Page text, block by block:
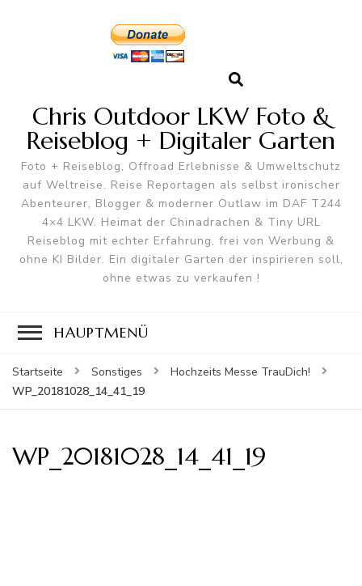
Chris Outdoor LKW Foto &
Reiseblog + Digitaler Garten
Foto + Reiseblog, Offroad Erlebnisse & Umweltschutz
auf Weltreise. Reise Reportagen als selbst ironischer
Abenteurer, Blogger & moderner Outlaw im DAF T244
4×4 LKW. Heimat der Chinadrachen & Tiny URL
Reiseblog mit echter Erfahrung, frei von Werbung &
ohne KI Bilder. Ein digitaler Garten der inspirieren soll,
ohne etwas zu verkaufen !
HAUPTMENÜ
Startseite Sonstiges
Hochzeits Messe TrauDich!
WP_20181028_14_41_19
WP_20181028_14_41_19